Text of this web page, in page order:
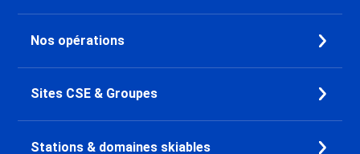
Forêt 1700
Location appartement ski
Morillon Village
Location appartement ski
Nos opérations
Sites CSE & Groupes
Stations & domaines skiables